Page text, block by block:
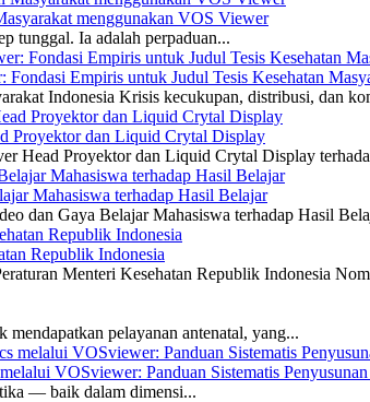
menggunakan VOS Viewer
tunggal. Ia adalah perpaduan...
Empiris untuk Judul Tesis Kesehatan
Indonesia Krisis kecukupan, distribusi, dan
Proyektor dan Liquid Crytal Display
Head Proyektor dan Liquid Crytal Display
Mahasiswa terhadap Hasil Belajar
dan Gaya Belajar Mahasiswa terhadap Hasil
Republik Indonesia
Menteri Kesehatan Republik Indonesia
pelayanan antenatal, yang...
VOSviewer: Panduan Sistematis
— baik dalam dimensi...